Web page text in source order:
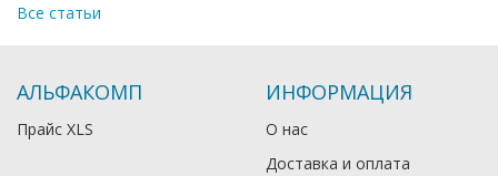
Все статьи
АЛЬФАКОМП
Прайс XLS
ИНФОРМАЦИЯ
О нас
Доставка и оплата